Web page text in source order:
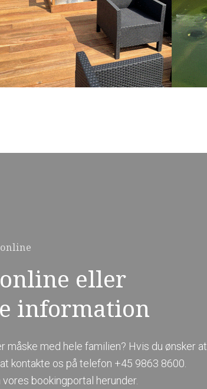
eller
information
med hele familien? Hvis du ønsker at
kontakte os på telefon +45 9863 8600​.
bookingportal herunder.